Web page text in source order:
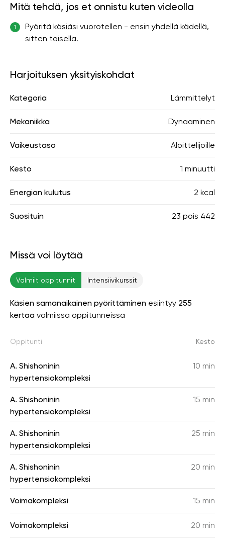
Mitä tehdä, jos et onnistu kuten videolla
1
Pyöritä käsiäsi vuorotellen - ensin yhdellä kädellä,
sitten toisella.
Harjoituksen yksityiskohdat
Kategoria Lämmittelyt
Mekaniikka Dynaaminen
Vaikeustaso Aloittelijoille
Kesto 1 minuutti
Energian kulutus 2 kcal
Suosituin 23 pois 442
Missä voi löytää
Valmiit oppitunnit Intensiivikurssit
Käsien samanaikainen pyörittäminen esiintyy 255
kertaa valmiissa oppitunneissa
Oppitunti Kesto
A. Shishoninin
hypertensiokompleksi
10 min
A. Shishoninin
hypertensiokompleksi
15 min
A. Shishoninin
hypertensiokompleksi
25 min
A. Shishoninin
hypertensiokompleksi
20 min
Voimakompleksi 15 min
Voimakompleksi 20 min